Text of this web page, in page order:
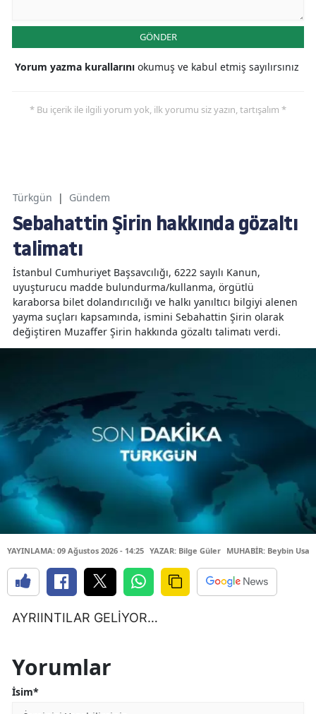
GÖNDER
Yorum yazma kurallarını okumuş ve kabul etmiş sayılırsınız
* Bu içerik ile ilgili yorum yok, ilk yorumu siz yazın, tartışalım *
Türkgün | Gündem
Sebahattin Şirin hakkında gözaltı
talimatı
İstanbul Cumhuriyet Başsavcılığı, 6222 sayılı Kanun,
uyuşturucu madde bulundurma/kullanma, örgütlü
karaborsa bilet dolandırıcılığı ve halkı yanıltıcı bilgiyi alenen
yayma suçları kapsamında, ismini Sebahattin Şirin olarak
değiştiren Muzaffer Şirin hakkında gözaltı talimatı verdi.
YAYINLAMA: 09 Ağustos 2026 - 14:25 YAZAR: Bilge Güler MUHABİR: Beybin
AYRIINTILAR GELİYOR…
Yorumlar
İsim*